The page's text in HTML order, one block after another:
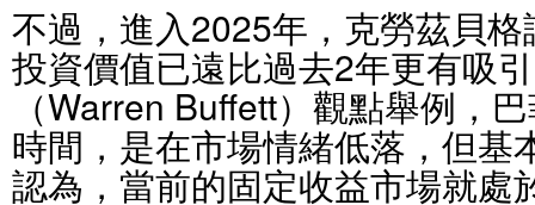
不過，進入2025年，克勞茲貝
投資價值已遠比過去2年更有吸
（Warren Buffett）觀點舉例，
時間，是在市場情緒低落，但基
認為，當前的固定收益市場就處